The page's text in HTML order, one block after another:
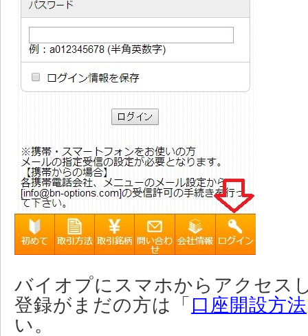
バイオプにスマホからアクセス
登録がまだの方は「 口座開設方法
い。